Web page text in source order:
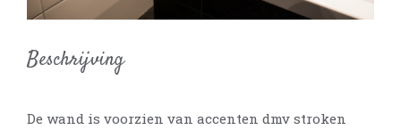
Beschrijving
De wand is voorzien van accenten dmv stroken